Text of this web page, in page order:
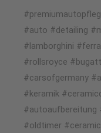
#auto #detailing
#lamborghini
#rollsroyce
#carsofgermany
#keramik
#autoaufbereitung
#oldtimer